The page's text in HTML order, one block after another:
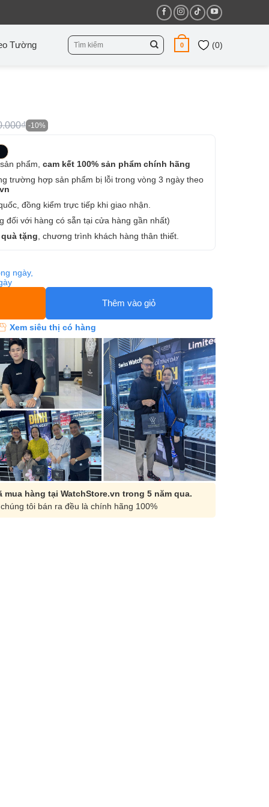
Tường
Tìm
kiếm:
0 (0)
-10%
phẩm, cam kết 100% sản phẩm chính hãng
trường hợp sản phẩm bị lỗi trong vòng 3 ngày theo
đồng kiểm trực tiếp khi giao nhận.
đối với hàng có sẵn tại cửa hàng gần nhất)
tặng , chương trình khách hàng thân thiết.
ngày,
Thêm vào giỏ
Xem siêu thị có hàng
mua hàng tại WatchStore.vn trong 5 năm qua.
tôi bán ra đều là chính hãng 100%